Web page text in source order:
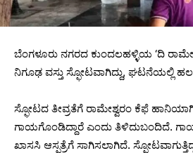
ಬೆಂಗಳೂರು ನಗರದ ಕುಂದಲಹಳ್ಳಿಯ ‘ದಿ
ನಿಗೂಢ ವಸ್ತು ಸ್ಫೋಟವಾಗಿದ್ದು, ಘಟನೆಯಲ್ಲಿ
ಸ್ಫೋಟದ ತೀವ್ರತೆಗೆ ರಾಮೇಶ್ವರಂ ಕೆಫೆ
ಗಾಯಗೊಂಡಿದ್ದಾರೆ ಎಂದು ತಿಳಿದುಬಂದಿದೆ.
ಖಾಸಸಿ ಆಸ್ಪತ್ರೆಗೆ ಸಾಗಿಸಲಾಗಿದೆ.